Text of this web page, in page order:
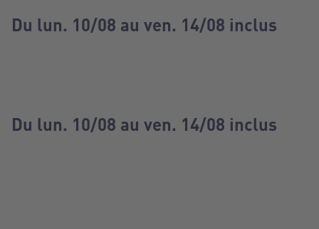
Du lun. 10/08 au ven. 14/08 inclus
Du lun. 10/08 au ven. 14/08 inclus